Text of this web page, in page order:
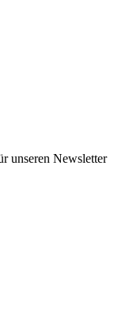
unseren Newsletter